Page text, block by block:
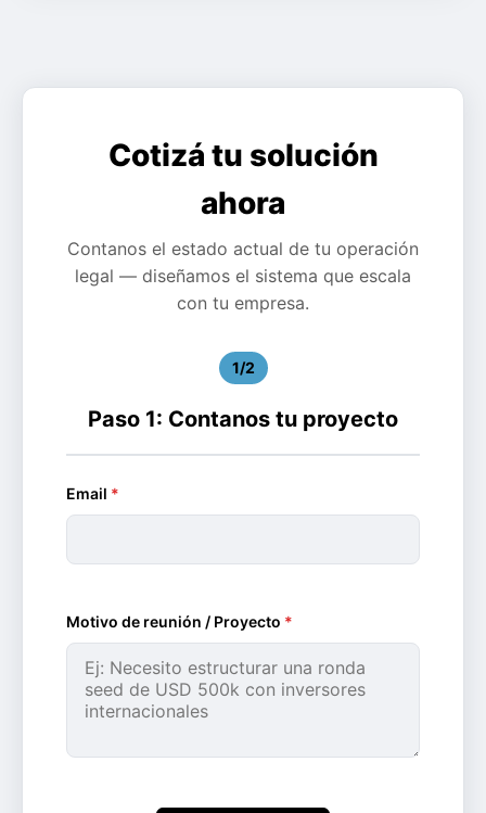
Cotizá tu solución
ahora
Contanos el estado actual de tu operación
legal — diseñamos el sistema que escala
con tu empresa.
1/2
Paso 1: Contanos tu proyecto
Email *
Motivo de reunión / Proyecto *